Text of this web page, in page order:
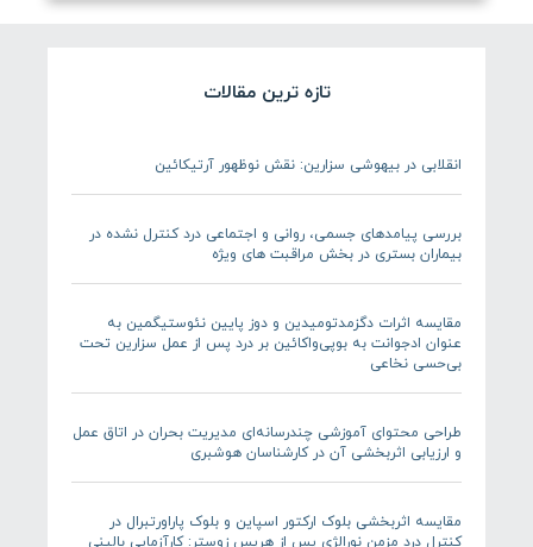
تازه ترین مقالات
انقلابی در بیهوشی سزارین: نقش نوظهور آرتیکائین
بررسی پیامدهای جسمی، روانی و اجتماعی درد کنترل نشده در
بیماران بستری در بخش مراقبت های ویژه
مقایسه اثرات دگزمدتومیدین و دوز پایین نئوستیگمین به
عنوان ادجوانت به بوپی‌واکائین بر درد پس از عمل سزارین تحت
بی‌حسی نخاعی
طراحی محتوای آموزشی چندرسانه‌ای مدیریت بحران در اتاق عمل
و ارزیابی اثربخشی آن در کارشناسان هوشبری
مقایسه اثربخشی بلوک ارکتور اسپاین و بلوک پاراورتبرال در
کنترل درد مزمن نورالژی پس از هرپس زوستر: کارآزمایی بالینی